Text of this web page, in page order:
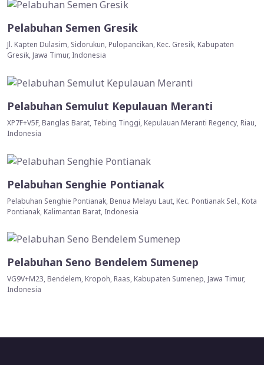
Pelabuhan Semen Gresik
Jl. Kapten Dulasim, Sidorukun, Pulopancikan, Kec. Gresik, Kabupaten
Gresik, Jawa Timur, Indonesia
Pelabuhan Semulut Kepulauan Meranti
XP7F+V5F, Banglas Barat, Tebing Tinggi, Kepulauan Meranti Regency, Riau,
Indonesia
Pelabuhan Senghie Pontianak
Pelabuhan Senghie Pontianak, Benua Melayu Laut, Kec. Pontianak Sel., Kota
Pontianak, Kalimantan Barat, Indonesia
Pelabuhan Seno Bendelem Sumenep
VG9V+M23, Bendelem, Kropoh, Raas, Kabupaten Sumenep, Jawa Timur,
Indonesia